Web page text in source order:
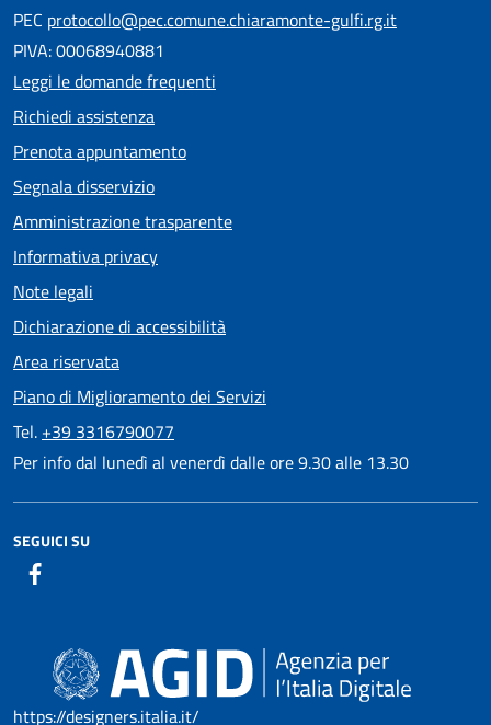
PEC protocollo@pec.comune.chiaramonte-gulfi.rg.it
PIVA: 00068940881
Leggi le domande frequenti
Richiedi assistenza
Prenota appuntamento
Segnala disservizio
Amministrazione trasparente
Informativa privacy
Note legali
Dichiarazione di accessibilità
Area riservata
Piano di Miglioramento dei Servizi
Tel. +39 3316790077
Per info dal lunedì al venerdì dalle ore 9.30 alle 13.30
SEGUICI SU
https://designers.italia.it/